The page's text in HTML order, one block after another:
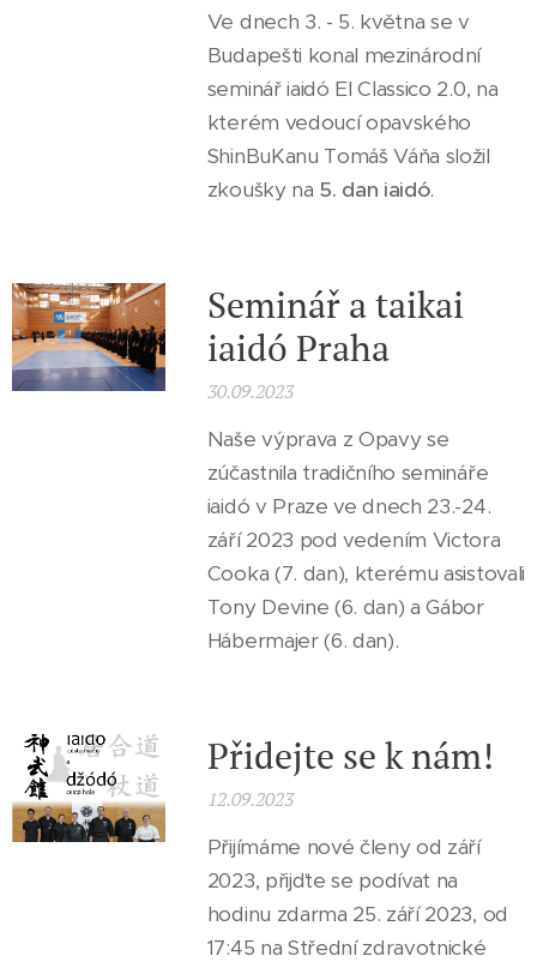
Ve dnech 3. - 5. května se v
Budapešti konal mezinárodní
seminář iaidó El Classico 2.0, na
kterém vedoucí opavského
ShinBuKanu Tomáš Váňa složil
zkoušky na 5. dan iaidó.
Seminář a taikai
iaidó Praha
30.09.2023
Naše výprava z Opavy se
zúčastnila tradičního semináře
iaidó v Praze ve dnech 23.-24.
září 2023 pod vedením Victora
Cooka (7. dan), kterému asistovali
Tony Devine (6. dan) a Gábor
Hábermajer (6. dan).
Přidejte se k nám!
12.09.2023
Přijímáme nové členy od září
2023, přijďte se podívat na
hodinu zdarma 25. září 2023, od
17:45 na Střední zdravotnické